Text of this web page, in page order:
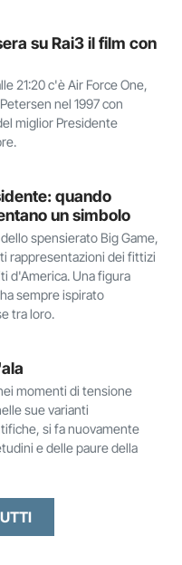
su Rai3 il film con
21:20 c'è Air Force One,
nel 1997 con
miglior Presidente
quando
un simbolo
spensierato Big Game,
rappresentazioni dei fittizi
d'America. Una figura
sempre ispirato
tra loro.
momenti di tensione
sue varianti
si fa nuovamente
e delle paure della